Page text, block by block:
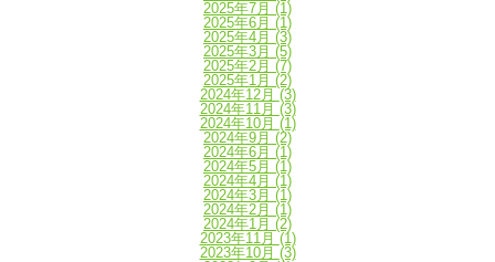
2025年7月 (1)
2025年6月 (1)
2025年4月 (3)
2025年3月 (5)
2025年2月 (7)
2025年1月 (2)
2024年12月 (3)
2024年11月 (3)
2024年10月 (1)
2024年9月 (2)
2024年6月 (1)
2024年5月 (1)
2024年4月 (1)
2024年3月 (1)
2024年2月 (1)
2024年1月 (2)
2023年11月 (1)
2023年10月 (3)